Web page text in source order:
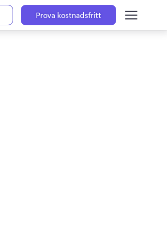
Prova kostnadsfritt